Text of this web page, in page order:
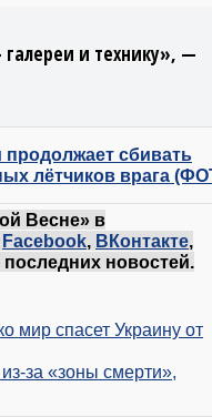
и технику», —
сбивать
лётчиков врага
Весне» в
Facebook, ВКонтакте,
новостей.
мир спасет Украину от
за «зоны смерти»,